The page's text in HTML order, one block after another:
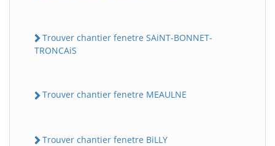
Trouver chantier fenetre SAiNT-BONNET-
TRONCAiS
Trouver chantier fenetre MEAULNE
Trouver chantier fenetre BiLLY